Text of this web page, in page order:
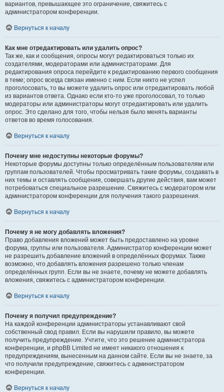
вариантов, превышающее это ограничение, свяжитесь с
администратором конференции.
Вернуться к началу
Как мне отредактировать или удалить опрос?
Так же, как и сообщения, опросы могут редактироваться только их
создателями, модераторами или администраторами. Для
редактирования опроса перейдите к редактированию первого сообщения
в теме; опрос всегда связан именно с ним. Если никто не успел
проголосовать, то вы можете удалить опрос или отредактировать любой
из вариантов ответа. Однако если кто-то уже проголосовал, то только
модераторы или администраторы могут отредактировать или удалить
опрос. Это сделано для того, чтобы нельзя было менять варианты
ответов во время голосования.
Вернуться к началу
Почему мне недоступны некоторые форумы?
Некоторые форумы доступны только определённым пользователям или
группам пользователей. Чтобы просматривать такие форумы, создавать в
них темы и оставлять сообщения, совершать другие действия, вам может
потребоваться специальное разрешение. Свяжитесь с модератором или
администратором конференции для получения такого разрешения.
Вернуться к началу
Почему я не могу добавлять вложения?
Право добавления вложений может быть предоставлено на уровне
форума, группы или пользователя. Администратор конференции может
не разрешить добавление вложений в определённых форумах. Также
возможно, что добавлять вложения разрешено только членам
определённых групп. Если вы не знаете, почему не можете добавлять
вложения, свяжитесь с администратором конференции.
Вернуться к началу
Почему я получил предупреждение?
На каждой конференции администраторы устанавливают свой
собственный свод правил. Если вы нарушили правило, вы можете
получить предупреждение. Учтите, что это решение администратора
конференции, и phpBB Limited не имеет никакого отношения к
предупреждениям, вынесенным на данном сайте. Если вы не знаете, за
что получили предупреждение, свяжитесь с администратором
конференции.
Вернуться к началу